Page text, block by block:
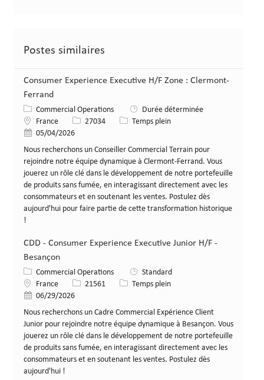
Postes similaires
Consumer Experience Executive H/F Zone : Clermont-
Ferrand
Catégorie
Commercial Operations
Durée déterminée
Lieu France Identifiant de poste
27034 Type de poste
Temps plein
Date de publication
05/04/2026
Nous recherchons un Conseiller Commercial Terrain pour
rejoindre notre équipe dynamique à Clermont-Ferrand. Vous
jouerez un rôle clé dans le développement de notre portefeuille
de produits sans fumée, en interagissant directement avec les
consommateurs et en soutenant les ventes. Postulez dès
aujourd'hui pour faire partie de cette transformation historique
!
CDD - Consumer Experience Executive Junior H/F -
Besançon
Catégorie
Commercial Operations
Standard
Lieu France Identifiant de poste
21561 Type de poste
Temps plein
Date de publication
06/29/2026
Nous recherchons un Cadre Commercial Expérience Client
Junior pour rejoindre notre équipe dynamique à Besançon. Vous
jouerez un rôle clé dans le développement de notre portefeuille
de produits sans fumée, en interagissant directement avec les
consommateurs et en soutenant les ventes. Postulez dès
aujourd'hui !